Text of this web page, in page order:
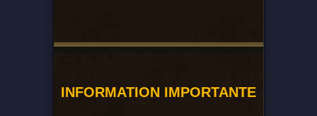
INFORMATION IMPORTANTE